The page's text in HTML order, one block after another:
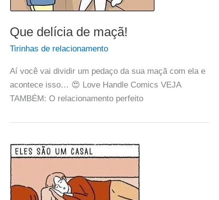
Que delícia de maçã!
Tirinhas de relacionamento
Aí você vai dividir um pedaço da sua maçã com ela e
acontece isso… 😍 Love Handle Comics VEJA
TAMBÉM: O relacionamento perfeito